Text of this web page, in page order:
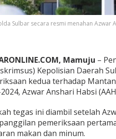
k
K
a
D
P
R
D
a
m
u
Sulbar secara resmi menahan
Mamuju –
Kepolisian Daerah
kedua terhadap
Azwar Anshari Habsi
tegas ini diambil setelah
pemeriksaan
makan dan minum.